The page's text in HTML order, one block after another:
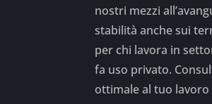
nostri mezzi
stabilità anche sui
per chi lavora in
fa uso privato.
ottimale al tuo lavoro